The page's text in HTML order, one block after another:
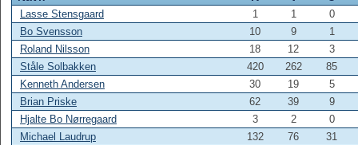
Lasse Stensgaard 1 1
0
Bo Svensson
10 9
1
Roland Nilsson
18 12
3
Ståle Solbakken
420 262
85
Kenneth Andersen
30 19
5
Brian Priske
62 39
9
Hjalte Bo Nørregaard
3 2
0
Michael Laudrup
132 76
31